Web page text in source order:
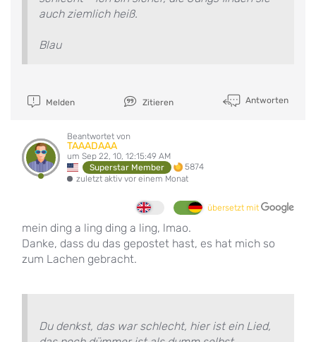
auch ziemlich heiß.
Blau
Melden Zitieren Antworten
Beantwortet von
TAAADAAA
um Sep 22, 10, 12:15:49 AM
Superstar Member
5874
zuletzt aktiv vor einem Monat
übersetzt mit
mein ding a ling ding a ling, lmao.
Danke, dass du das gepostet hast, es hat mich so
zum Lachen gebracht.
Du denkst, das war schlecht, hier ist ein Lied,